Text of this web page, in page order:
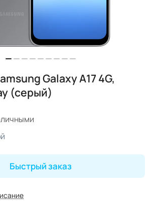
Galaxy A17 4G,
(серый)
Быстрый заказ